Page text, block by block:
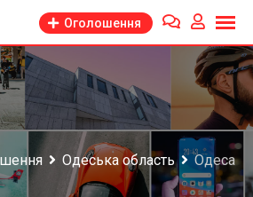
Оголошення
Одеська область Одеса